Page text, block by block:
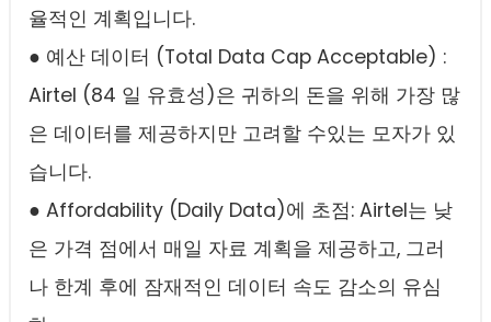
율적인 계획입니다.
● 예산 데이터 (Total Data Cap Acceptable) :
Airtel (84 일 유효성)은 귀하의 돈을 위해 가장 많
은 데이터를 제공하지만 고려할 수있는 모자가 있
습니다.
● Affordability (Daily Data)에 초점: Airtel는 낮
은 가격 점에서 매일 자료 계획을 제공하고, 그러
나 한계 후에 잠재적인 데이터 속도 감소의 유심